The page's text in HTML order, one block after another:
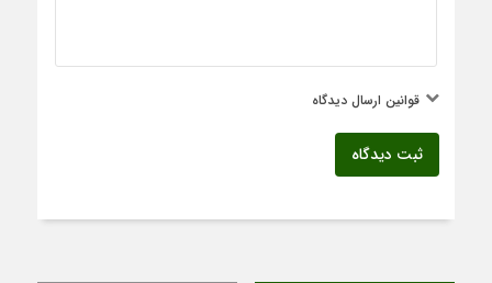
قوانین ارسال دیدگاه
ثبت دیدگاه